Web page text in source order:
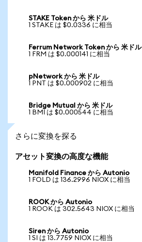
STAKE Token から 米ドル
1 STAKE は $0.0336 に相当
Ferrum Network Token から 米ドル
1 FRM は $0.000141 に相当
pNetwork から 米ドル
1 PNT は $0.000902 に相当
Bridge Mutual から 米ドル
1 BMI は $0.000544 に相当
さらに変換を探る
アセット変換の高度な機能
Manifold Finance から Autonio
1 FOLD は 136.2996 NIOX に相当
ROOK から Autonio
1 ROOK は 302.5643 NIOX に相当
Siren から Autonio
1 SI は 13.7759 NIOX に相当